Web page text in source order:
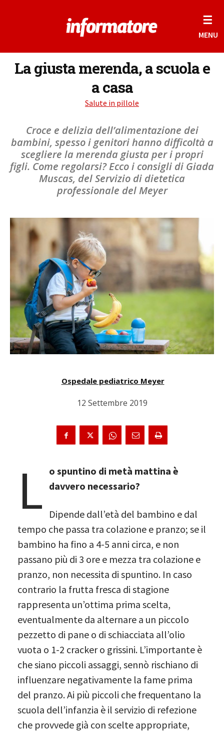
☰
MENU
La giusta merenda, a scuola e
a casa
Salute in pillole
Croce e delizia dell’alimentazione dei
bambini, spesso i genitori hanno difficoltà a
scegliere la merenda giusta per i propri
figli. Come regolarsi? Ecco i consigli di Giada
Muscas, del Servizio di dietetica
professionale del Meyer
Ospedale pediatrico Meyer
12 Settembre 2019
L o spuntino di metà mattina è
davvero necessario?
Dipende dall’età del bambino e dal
tempo che passa tra colazione e pranzo; se il
bambino ha fino a 4-5 anni circa, e non
passano più di 3 ore e mezza tra colazione e
pranzo, non necessita di spuntino. In caso
contrario la frutta fresca di stagione
rappresenta un’ottima prima scelta,
eventualmente da alternare a un piccolo
pezzetto di pane o di schiacciata all’olio
vuota o 1-2 cracker o grissini. L’importante è
che siano piccoli assaggi, sennò rischiano di
influenzare negativamente la fame prima
del pranzo. Ai più piccoli che frequentano la
scuola dell’infanzia è il servizio di refezione
che provvede già con scelte appropriate,